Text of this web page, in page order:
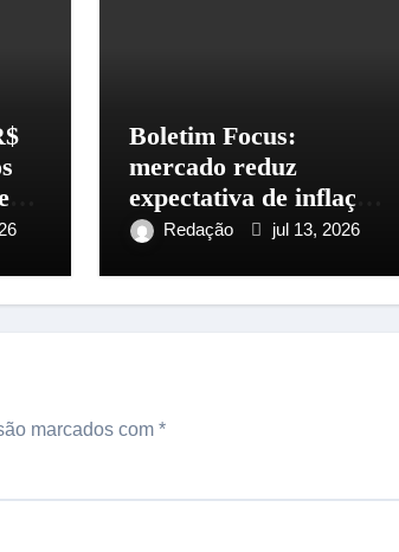
Boletim Focus:
mercado reduz
expectativa de inflação
para 5,16%
Redação jul 13, 2026
marcados com *